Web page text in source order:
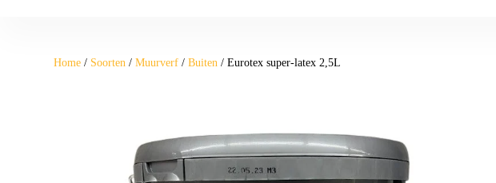
Home / Soorten /Muurverf /Buiten / Eurotex super-latex 2,5L